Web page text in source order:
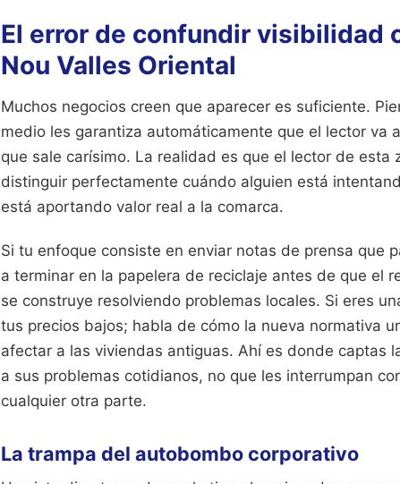
El error de confundir visibilidad
Nou Valles Oriental
Muchos negocios creen que aparecer es suficiente.
medio les garantiza automáticamente que el lector va
que sale carísimo. La realidad es que el lector de
distinguir perfectamente cuándo alguien está
está aportando valor real a la comarca.
Si tu enfoque consiste en enviar notas de prensa que
a terminar en la papelera de reciclaje antes de que el
se construye resolviendo problemas locales. Si eres
tus precios bajos; habla de cómo la nueva normativa
afectar a las viviendas antiguas. Ahí es donde captas
a sus problemas cotidianos, no que les interrumpan
cualquier otra parte.
La trampa del autobombo corporativo